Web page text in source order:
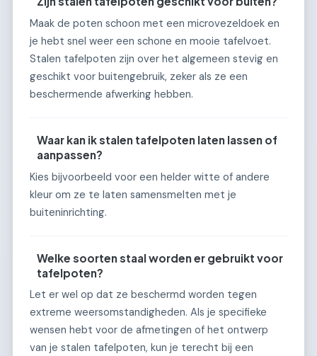
Maak de poten schoon met een microvezeldoek en
je hebt snel weer een schone en mooie tafelvoet.
Stalen tafelpoten zijn over het algemeen stevig en
geschikt voor buitengebruik, zeker als ze een
beschermende afwerking hebben.
Waar kan ik stalen tafelpoten laten lassen of
aanpassen?
Kies bijvoorbeeld voor een helder witte of andere
kleur om ze te laten samensmelten met je
buiteninrichting.
Welke soorten staal worden er gebruikt voor
tafelpoten?
Let er wel op dat ze beschermd worden tegen
extreme weersomstandigheden. Als je specifieke
wensen hebt voor de afmetingen of het ontwerp
van je stalen tafelpoten, kun je terecht bij een